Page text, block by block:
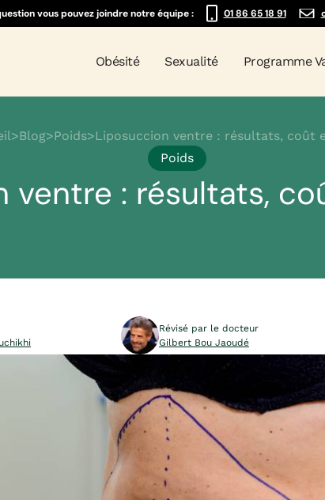
vous pouvez joindre notre équipe : 01 86 65 18 91
Obésité Sexualité Programme
>Blog>Poids>Liposuccion ventre : résultats, coût
Poids
ventre : résultats,
Révisé par le docteur
Gilbert Bou Jaoudé